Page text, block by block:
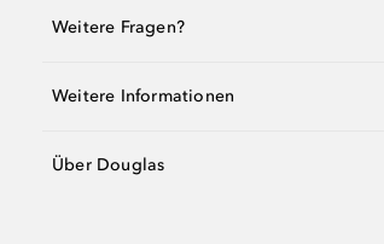
Weitere Fragen?
Weitere Informationen
Über Douglas